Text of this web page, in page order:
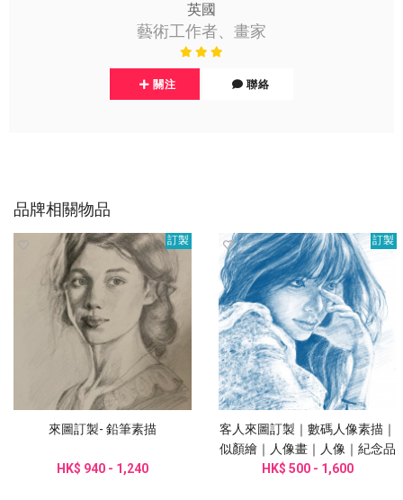
英國
藝術工作者、畫家
關注 聯絡
品牌相關物品
訂製
來圖訂製- 鉛筆素描
HK$ 940 - 1,240
訂製
客人來圖訂製｜數碼人像素描｜
似顏繪｜人像畫｜人像｜紀念品
｜
HK$ 500 - 1,600